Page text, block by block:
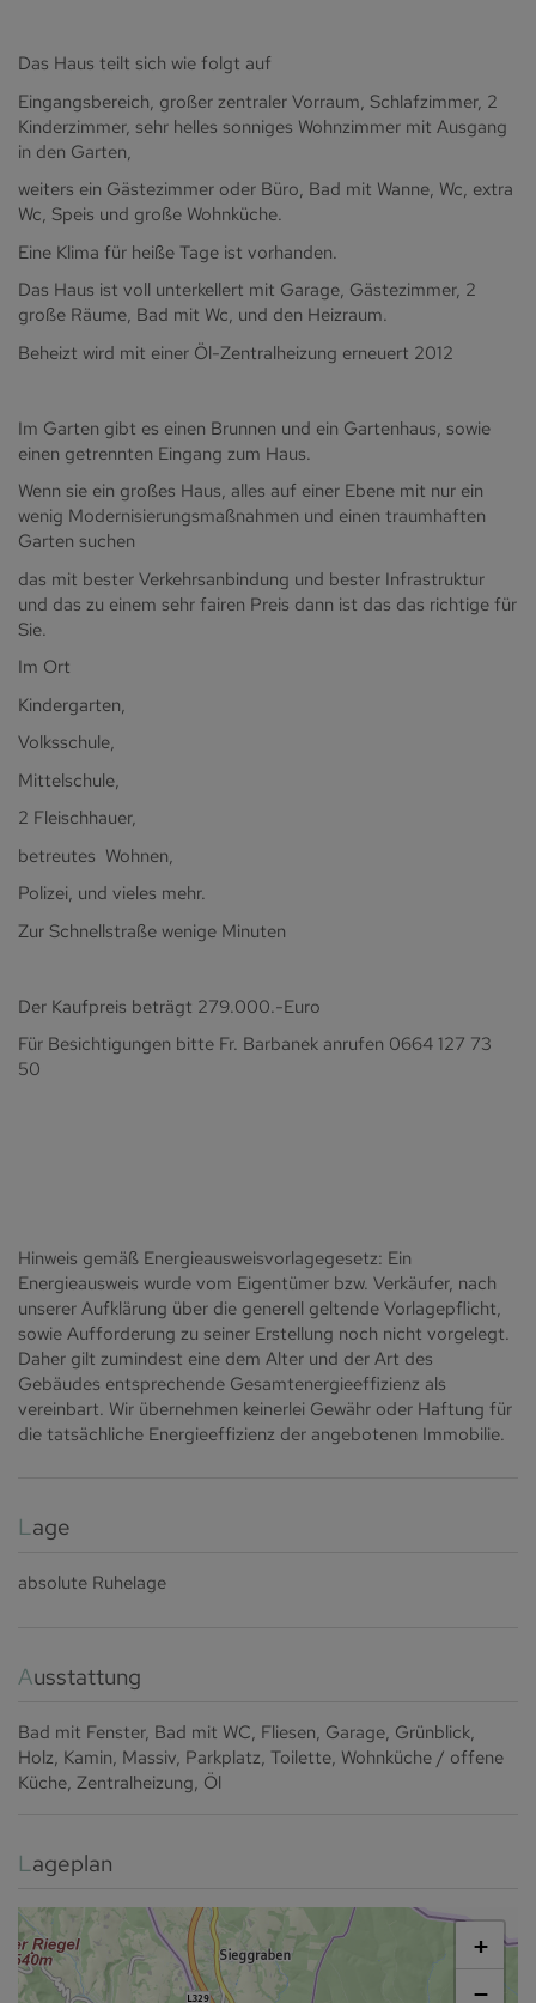
Das Haus teilt sich wie folgt auf
Eingangsbereich, großer zentraler Vorraum, Schlafzimmer, 2
Kinderzimmer, sehr helles sonniges Wohnzimmer mit Ausgang
in den Garten,
weiters ein Gästezimmer oder Büro, Bad mit Wanne, Wc, extra
Wc, Speis und große Wohnküche.
Eine Klima für heiße Tage ist vorhanden.
Das Haus ist voll unterkellert mit Garage, Gästezimmer, 2
große Räume, Bad mit Wc, und den Heizraum.
Beheizt wird mit einer Öl-Zentralheizung erneuert 2012
Im Garten gibt es einen Brunnen und ein Gartenhaus, sowie
einen getrennten Eingang zum Haus.
Wenn sie ein großes Haus, alles auf einer Ebene mit nur ein
wenig Modernisierungsmaßnahmen und einen traumhaften
Garten suchen
das mit bester Verkehrsanbindung und bester Infrastruktur
und das zu einem sehr fairen Preis dann ist das das richtige für
Sie.
Im Ort
Kindergarten,
Volksschule,
Mittelschule,
2 Fleischhauer,
betreutes Wohnen,
Polizei, und vieles mehr.
Zur Schnellstraße wenige Minuten
Der Kaufpreis beträgt 279.000.-Euro
Für Besichtigungen bitte Fr. Barbanek anrufen 0664 127 73
50
Hinweis gemäß Energieausweisvorlagegesetz: Ein
Energieausweis wurde vom Eigentümer bzw. Verkäufer, nach
unserer Aufklärung über die generell geltende Vorlagepflicht,
sowie Aufforderung zu seiner Erstellung noch nicht vorgelegt.
Daher gilt zumindest eine dem Alter und der Art des
Gebäudes entsprechende Gesamtenergieeffizienz als
vereinbart. Wir übernehmen keinerlei Gewähr oder Haftung für
die tatsächliche Energieeffizienz der angebotenen Immobilie.
Lage
absolute Ruhelage
Ausstattung
Bad mit Fenster Bad mit WC Fliesen Garage Grünblick
Holz Kamin Massiv Parkplatz Toilette Wohnküche / offene
Küche Zentralheizung Öl
Lageplan
+
−